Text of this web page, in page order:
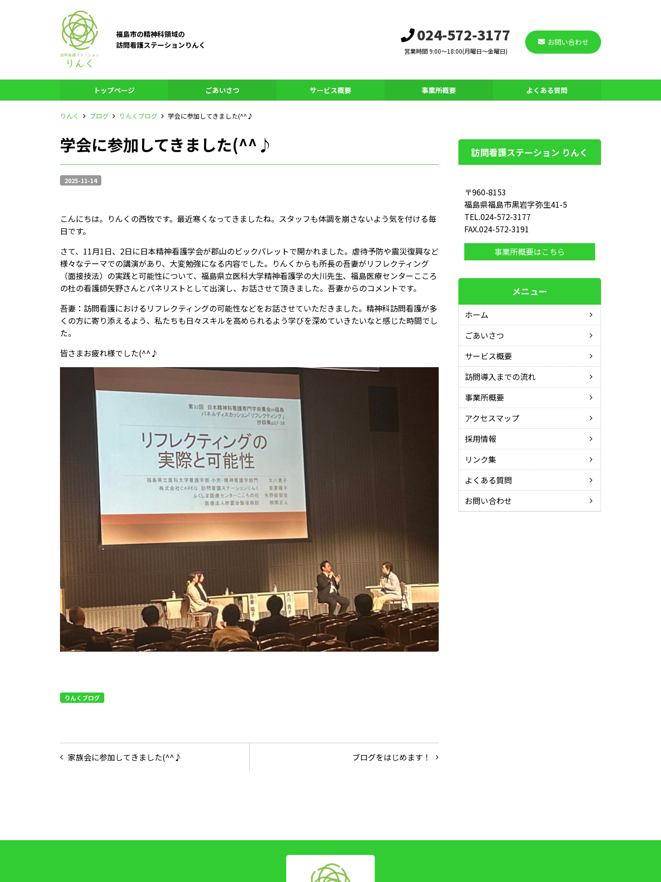
福島市の精神科領域の
訪問看護ステーションりんく
024-572-3177
営業時間 9:00～18:00(月曜日～金曜日)
お問い合わせ
トップページ ごあいさつ サービス概要 事業所概要 よくある質問
りんく ブログ りんくブログ 学会に参加してきました(^^♪
学会に参加してきました(^^♪
2025-11-14
こんにちは。りんくの西牧です。最近寒くなってきましたね。スタッフも体調を崩さないよう気を付ける毎
日です。
さて、11月1日、2日に日本精神看護学会が郡山のビックパレットで開かれました。虐待予防や震災復興など
様々なテーマでの講演があり、大変勉強になる内容でした。りんくからも所長の吾妻がリフレクティング
（面接技法）の実践と可能性について、福島県立医科大学精神看護学の大川先生、福島医療センターこころ
の杜の看護師矢野さんとパネリストとして出演し、お話させて頂きました。吾妻からのコメントです。
吾妻：訪問看護におけるリフレクティングの可能性などをお話させていただきました。精神科訪問看護が多
くの方に寄り添えるよう、私たちも日々スキルを高められるよう学びを深めていきたいなと感じた時間でし
た。
皆さまお疲れ様でした(^^♪
りんくブログ
投
ー
ブログをはじめます！
家族会に参加してきました(^^♪
訪問看護ステーション りんく
〒960-8153
福島県福島市黒岩字弥生41-5
TEL.024-572-3177
FAX.024-572-3191
事業所概要はこちら
メニュー
ホーム
ごあいさつ
サービス概要
訪問導入までの流れ
事業所概要
アクセスマップ
採用情報
リンク集
よくある質問
お問い合わせ